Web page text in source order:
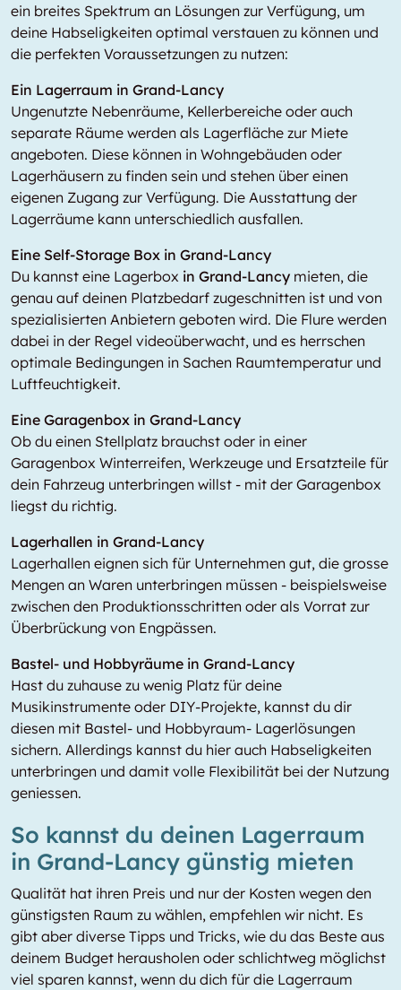
ein breites Spektrum an Lösungen zur Verfügung, um
deine Habseligkeiten optimal verstauen zu können und
die perfekten Voraussetzungen zu nutzen:
Ein Lagerraum in Grand-Lancy
Ungenutzte Nebenräume, Kellerbereiche oder auch
separate Räume werden als Lagerfläche zur Miete
angeboten. Diese können in Wohngebäuden oder
Lagerhäusern zu finden sein und stehen über einen
eigenen Zugang zur Verfügung. Die Ausstattung der
Lagerräume kann unterschiedlich ausfallen.
Eine Self-Storage Box in Grand-Lancy
Du kannst eine Lagerbox in Grand-Lancy mieten, die
genau auf deinen Platzbedarf zugeschnitten ist und von
spezialisierten Anbietern geboten wird. Die Flure werden
dabei in der Regel videoüberwacht, und es herrschen
optimale Bedingungen in Sachen Raumtemperatur und
Luftfeuchtigkeit.
Eine Garagenbox in Grand-Lancy
Ob du einen Stellplatz brauchst oder in einer
Garagenbox Winterreifen, Werkzeuge und Ersatzteile für
dein Fahrzeug unterbringen willst - mit der Garagenbox
liegst du richtig.
Lagerhallen in Grand-Lancy
Lagerhallen eignen sich für Unternehmen gut, die grosse
Mengen an Waren unterbringen müssen - beispielsweise
zwischen den Produktionsschritten oder als Vorrat zur
Überbrückung von Engpässen.
Bastel- und Hobbyräume in Grand-Lancy
Hast du zuhause zu wenig Platz für deine
Musikinstrumente oder DIY-Projekte, kannst du dir
diesen mit Bastel- und Hobbyraum- Lagerlösungen
sichern. Allerdings kannst du hier auch Habseligkeiten
unterbringen und damit volle Flexibilität bei der Nutzung
geniessen.
So kannst du deinen Lagerraum
in Grand-Lancy günstig mieten
Qualität hat ihren Preis und nur der Kosten wegen den
günstigsten Raum zu wählen, empfehlen wir nicht. Es
gibt aber diverse Tipps und Tricks, wie du das Beste aus
deinem Budget herausholen oder schlichtweg möglichst
viel sparen kannst, wenn du dich für die Lagerraum